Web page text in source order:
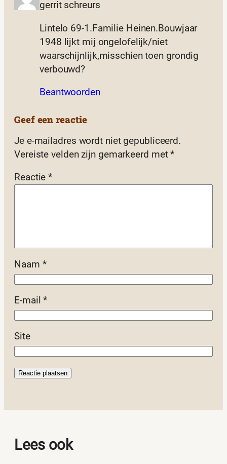
gerrit schreurs
Lintelo 69-1.Familie Heinen.Bouwjaar
1948 lijkt mij ongelofelijk/niet
waarschijnlijk,misschien toen grondig
verbouwd?
Beantwoorden
Geef een reactie
Je e-mailadres wordt niet gepubliceerd.
Vereiste velden zijn gemarkeerd met*
Reactie*
Naam *
E-mail*
Site
Lees ook